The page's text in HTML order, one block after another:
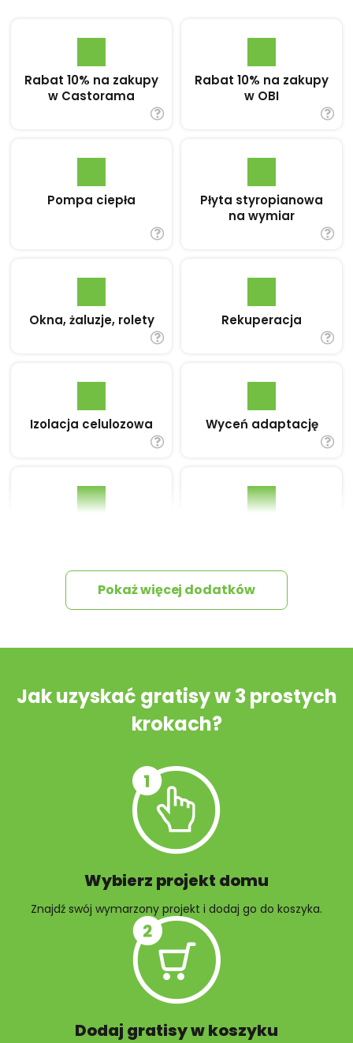
Rabat 10% na zakupy
w Castorama
Rabat 10% na zakupy
w OBI
Pompa ciepła
Płyta styropianowa
na wymiar
Okna, żaluzje, rolety Rekuperacja
Izolacja celulozowa Wyceń adaptację
Tablica informacyjna
Przydomowa
10 projektów małej
10 projektów rabat
Pokaż więcej dodatków
Jak uzyskać gratisy w 3 prostych
krokach?
Wybierz projekt domu
Znajdź swój wymarzony projekt i dodaj go do koszyka.
Dodaj gratisy w koszyku